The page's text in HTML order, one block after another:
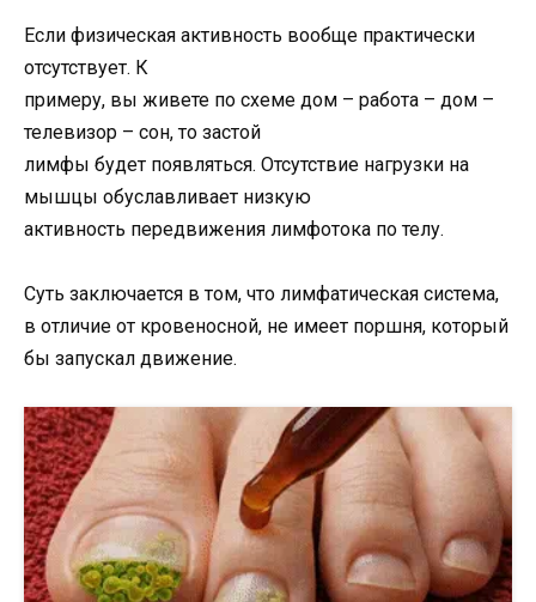
Если физическая активность вообще практически
отсутствует. К
примеру, вы живете по схеме дом – работа – дом –
телевизор – сон, то застой
лимфы будет появляться. Отсутствие нагрузки на
мышцы обуславливает низкую
активность передвижения лимфотока по телу.
Суть заключается в том, что лимфатическая система,
в отличие от кровеносной, не имеет поршня, который
бы запускал движение.